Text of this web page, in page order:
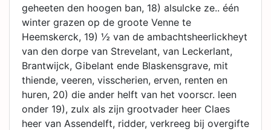
geheeten den hoogen ban, 18) alsulcke ze.. één
winter grazen op de groote Venne te
Heemskerck, 19) ½ van de ambachtsheerlickheyt
van den dorpe van Strevelant, van Leckerlant,
Brantwijck, Gibelant ende Blaskensgrave, mit
thiende, veeren, visscherien, erven, renten en
huren, 20) die ander helft van het voorscr. leen
onder 19), zulx als zijn grootvader heer Claes
heer van Assendelft, ridder, verkreeg bij overgifte